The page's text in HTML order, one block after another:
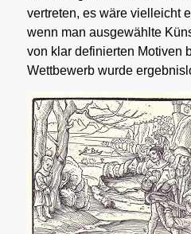
vertreten, es wäre vielleicht
wenn man ausgewählte
von klar definierten Motiven
Wettbewerb wurde